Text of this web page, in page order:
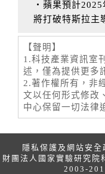
‧蘋果預計2025
將打破特斯拉主
【聲明】
1.科技產業資訊室
述，僅為提供更多
2.著作權所有，非
文以任何形式修改
中心保留一切法律
隱私保護及網站安全
財團法人國家實驗研究院
2003-